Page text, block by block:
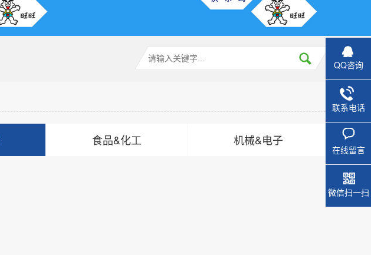
食品&化工 机械&电子
QQ咨询
联系电话
在线留言
微信扫一扫